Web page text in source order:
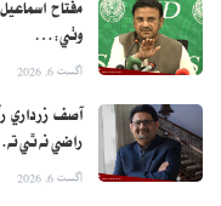
مفتاح
وٺي:…
اگست 6, 2026
آصف زرداري
راضي نه ٿي
اگست 6, 2026